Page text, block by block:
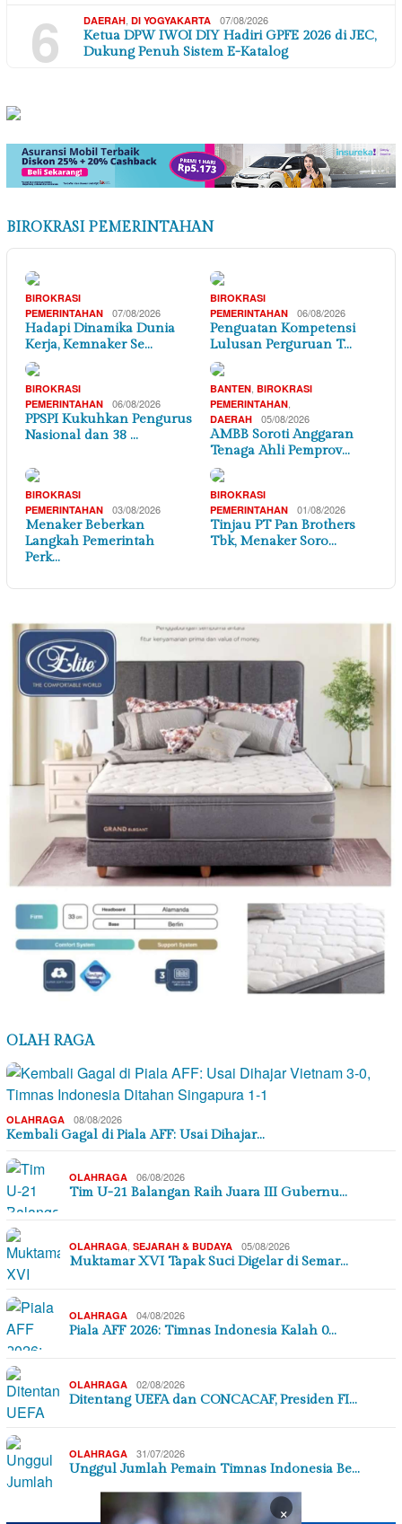
6 DAERAH DI YOGYAKARTA 07/08/2026
Ketua DPW IWOI DIY Hadiri GPFE 2026 di JEC,
Dukung Penuh Sistem E-Katalog
BIROKRASI PEMERINTAHAN
BIROKRASI
PEMERINTAHAN
07/08/2026
Hadapi Dinamika Dunia
Kerja, Kemnaker Se…
BIROKRASI
PEMERINTAHAN
06/08/2026
Penguatan Kompetensi
Lulusan Perguruan T…
BIROKRASI
PEMERINTAHAN
06/08/2026
PPSPI Kukuhkan Pengurus
Nasional dan 38 …
BANTEN, BIROKRASI
PEMERINTAHAN,
DAERAH 05/08/2026
AMBB Soroti Anggaran
Tenaga Ahli Pemprov…
BIROKRASI
PEMERINTAHAN
03/08/2026
Menaker Beberkan
Langkah Pemerintah
Perk…
BIROKRASI
PEMERINTAHAN
01/08/2026
Tinjau PT Pan Brothers
Tbk, Menaker Soro…
OLAH RAGA
OLAHRAGA 08/08/2026
Kembali Gagal di Piala AFF: Usai Dihajar…
OLAHRAGA 06/08/2026
Tim U-21 Balangan Raih Juara III Gubernu…
OLAHRAGA SEJARAH & BUDAYA 05/08/2026
Muktamar XVI Tapak Suci Digelar di Semar…
OLAHRAGA 04/08/2026
Piala AFF 2026: Timnas Indonesia Kalah 0…
OLAHRAGA 02/08/2026
Ditentang UEFA dan CONCACAF, Presiden FI…
OLAHRAGA 31/07/2026
Unggul Jumlah Pemain Timnas Indonesia Be…
×